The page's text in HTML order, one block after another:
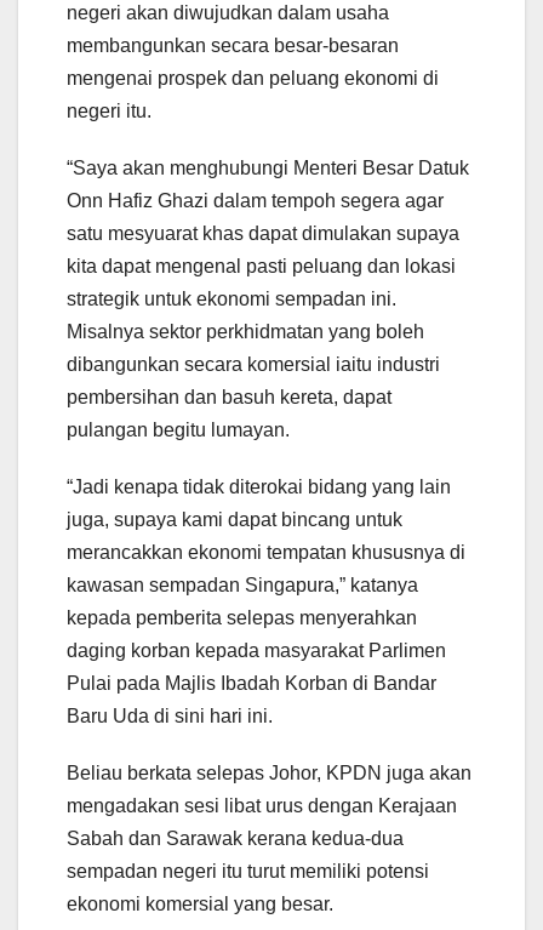
negeri akan diwujudkan dalam usaha
membangunkan secara besar-besaran
mengenai prospek dan peluang ekonomi di
negeri itu.
“Saya akan menghubungi Menteri Besar Datuk
Onn Hafiz Ghazi dalam tempoh segera agar
satu mesyuarat khas dapat dimulakan supaya
kita dapat mengenal pasti peluang dan lokasi
strategik untuk ekonomi sempadan ini.
Misalnya sektor perkhidmatan yang boleh
dibangunkan secara komersial iaitu industri
pembersihan dan basuh kereta, dapat
pulangan begitu lumayan.
“Jadi kenapa tidak diterokai bidang yang lain
juga, supaya kami dapat bincang untuk
merancakkan ekonomi tempatan khususnya di
kawasan sempadan Singapura,” katanya
kepada pemberita selepas menyerahkan
daging korban kepada masyarakat Parlimen
Pulai pada Majlis Ibadah Korban di Bandar
Baru Uda di sini hari ini.
Beliau berkata selepas Johor, KPDN juga akan
mengadakan sesi libat urus dengan Kerajaan
Sabah dan Sarawak kerana kedua-dua
sempadan negeri itu turut memiliki potensi
ekonomi komersial yang besar.